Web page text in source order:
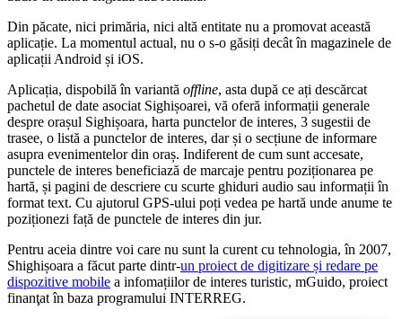
Din păcate, nici primăria, nici altă entitate nu a promovat această
aplicație. La momentul actual, nu o s-o găsiți decât în magazinele de
aplicații Android și iOS.
Aplicația, dispobilă în variantă offline, asta după ce ați descărcat
pachetul de date asociat Sighișoarei, vă oferă informații generale
despre orașul Sighișoara, harta punctelor de interes, 3 sugestii de
trasee, o listă a punctelor de interes, dar și o secțiune de informare
asupra evenimentelor din oraș. Indiferent de cum sunt accesate,
punctele de interes beneficiază de marcaje pentru poziționarea pe
hartă, și pagini de descriere cu scurte ghiduri audio sau informații în
format text. Cu ajutorul GPS-ului poți vedea pe hartă unde anume te
poziționezi față de punctele de interes din jur.
Pentru aceia dintre voi care nu sunt la curent cu tehnologia, în 2007,
Shighișoara a făcut parte dintr-un proiect de digitizare și redare pe
dispozitive mobile a infomațiilor de interes turistic, mGuido, proiect
finanţat în baza programului INTERREG.